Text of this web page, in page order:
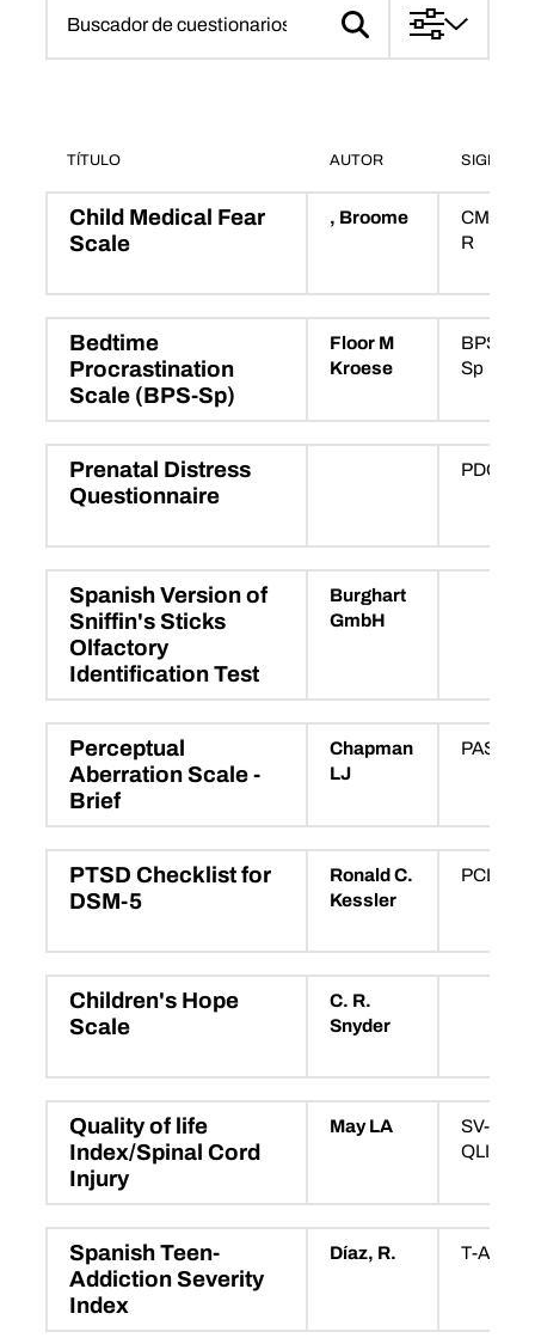
TÍTULO AUTOR SIGLAS
Child Medical Fear
Scale
, Broome
CMFS-
R
Bedtime
Procrastination
Scale (BPS-Sp)
Floor M
Kroese
BPS-
Sp
Prenatal Distress
Questionnaire
PDQ
Spanish Version of
Sniffin's Sticks
Olfactory
Identification Test
Burghart
GmbH
Perceptual
Aberration Scale -
Brief
Chapman
LJ
PAS-B
PTSD Checklist for
DSM-5
Ronald C.
Kessler
PCL-5
Children's Hope
Scale
C. R.
Snyder
Quality of life
Index/Spinal Cord
Injury
May LA
SV-
QLI/SCI
Spanish Teen-
Addiction Severity
Index
Díaz, R. T-ASI